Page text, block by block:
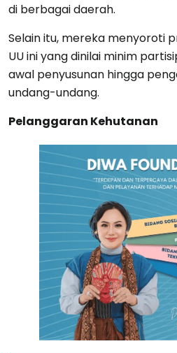
di berbagai daerah.
Selain itu, mereka menyoroti
UU ini yang dinilai minim
awal penyusunan hingga
undang-undang.
Pelanggaran Kehutanan